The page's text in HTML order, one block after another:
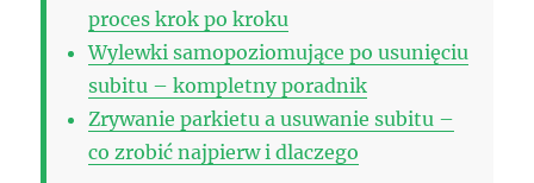
proces krok po kroku
Wylewki samopoziomujące po usunięciu
subitu – kompletny poradnik
Zrywanie parkietu a usuwanie subitu –
co zrobić najpierw i dlaczego